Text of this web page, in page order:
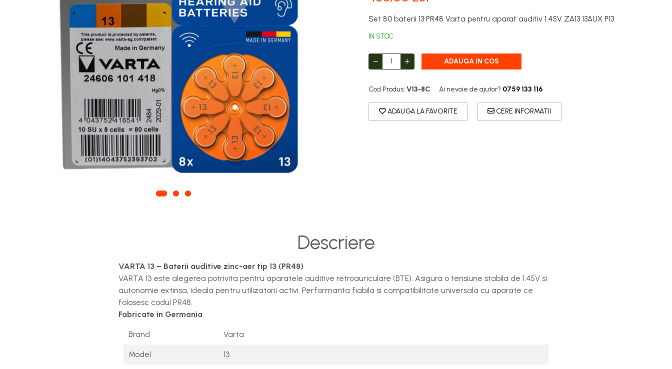
Set 80 baterii 13 PR48 Varta pentru aparat auditiv 1.45V ZA13 13AUX P13
IN STOC
ADAUGA IN COS
Cod Produs: V13-8C Ai nevoie de ajutor? 0759 133 116
ADAUGA LA FAVORITE CERE INFORMATII
Descriere
VARTA 13 – Baterii auditive zinc-aer tip 13 (PR48)
VARTA 13 este alegerea potrivita pentru aparatele auditive retroauriculare (BTE). Asigura o tensiune stabila de 1.45V si
autonomie extinsa, ideala pentru utilizatorii activi. Performanta fiabila si compatibilitate universala cu aparate ce
folosesc codul PR48.
Fabricate in Germania
Brand Varta
Model 13